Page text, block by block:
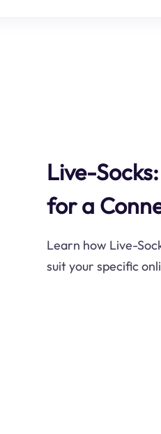
Live-
for a
Learn how Live-
suit your specific